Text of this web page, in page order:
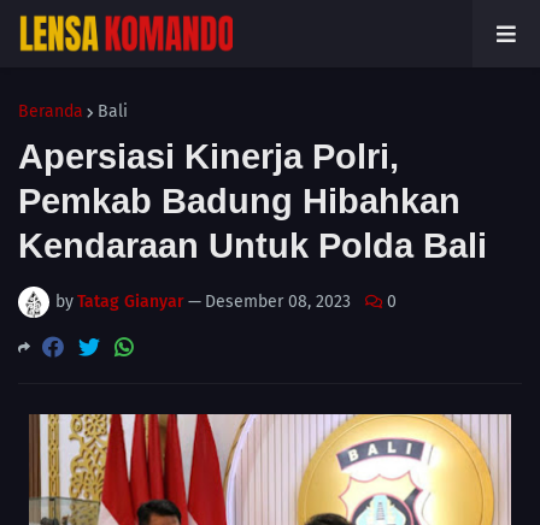
Beranda Bali
Apersiasi Kinerja Polri,
Pemkab Badung Hibahkan
Kendaraan Untuk Polda Bali
byTatag Gianyar— Desember 08, 2023 0